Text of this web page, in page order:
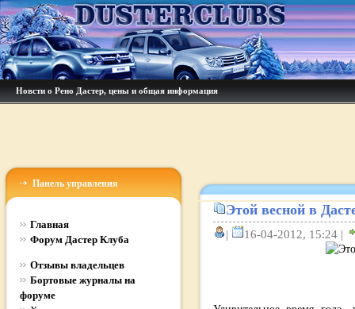
Новсти о Рено Дастер, цены и общая информация
Панель управления
Главная
Форум Дастер Клуба
Отзывы владельцев
Бортовые журналы на
форуме
Этой весной в
| 16-04-2012, 15:24 |